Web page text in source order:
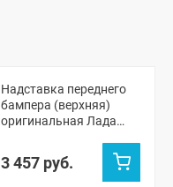
Надставка переднего
бампера (верхняя)
оригинальная Лада
3 457 руб.